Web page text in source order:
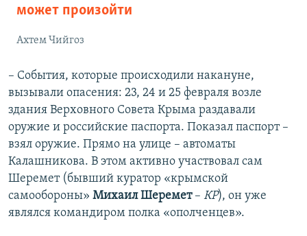
может произойти
Ахтем Чийгоз
– События, которые происходили накануне,
вызывали опасения: 23, 24 и 25 февраля возле
здания Верховного Совета Крыма раздавали
оружие и российские паспорта. Показал паспорт –
взял оружие. Прямо на улице – автоматы
Калашникова. В этом активно участвовал сам
Шеремет (бывший куратор «крымской
самообороны» Михаил Шеремет– КР), он уже
являлся командиром полка «ополченцев».